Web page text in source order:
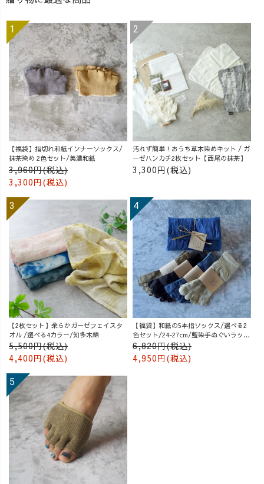
【福袋】指切れ和紙インナーソックス/
抹茶染め 2色セット/美濃和紙
3,960円(税込)
3,300円(税込)
汚れず簡単！おうち草木染めキット / ガ
ーゼハンカチ2枚セット【西尾の抹茶】
3,300円(税込)
【2枚セット】柔らかガーゼフェイスタ
オル /選べる4カラー/知多木綿
5,500円(税込)
4,400円(税込)
【福袋】和紙の5本指ソックス/選べる2
色セット/24-27cm/藍染手ぬぐいラッピ
ング付
6,820円(税込)
4,950円(税込)